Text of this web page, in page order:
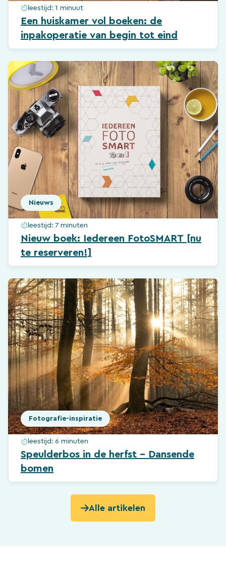
leestijd: 1 minuut
Een huiskamer vol boeken: de
inpakoperatie van begin tot eind
Nieuws
leestijd: 7 minuten
Nieuw boek: Iedereen FotoSMART [nu
te reserveren!]
Fotografie-inspiratie
leestijd: 6 minuten
Speulderbos in de herfst – Dansende
bomen
Alle artikelen